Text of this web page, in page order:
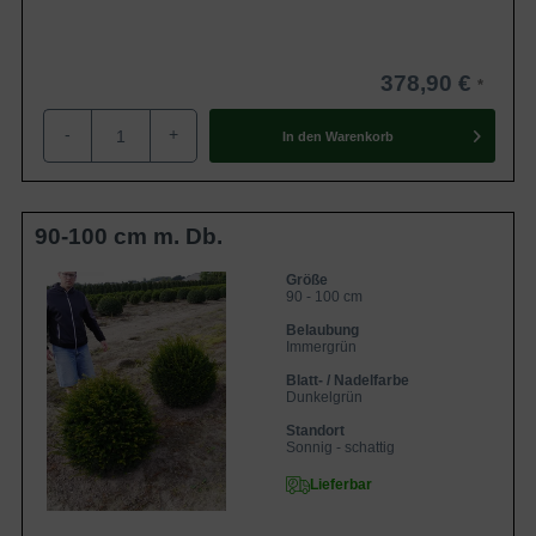
Wenn Sie als Gärtner eine Pflanzung im Frühjahr
bevorzugen, ist es im Falle derTaxus baccata
'Kugeln'
ebenso umsetzbar. Sie müssen bei einer
Frühjahrspflanzung beachten, dass der Boden nicht mehr
Temperaturen begonnen haben. Neben einer
Falle der Containerware sogar möglich das ganze Jahr
über zu Pflanzen. Einzige Ausnahme ist, dass der Boden
nicht gefroren sein darf. Auf unserem Blog finden Sie
alle
Informationen zu den verschiedenen
Wurzelverpackungen
zusammengefasst.
Rückschnitt
Generell ist die Taxus baccata in 'Kugelform'
378,90 €
- + In den Warenkorb
90-100 cm m. Db.
Größe
90 - 100 cm
Belaubung
Immergrün
Blatt- / Nadelfarbe
Dunkelgrün
Standort
Sonnig - schattig
Lieferbar